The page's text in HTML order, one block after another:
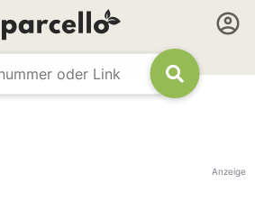
Anzeige